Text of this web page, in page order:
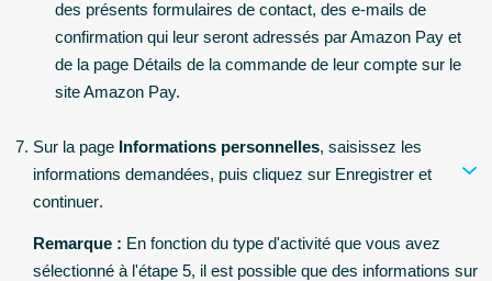
des présents formulaires de contact, des e-mails de
confirmation qui leur seront adressés par Amazon Pay et
de la page Détails de la commande de leur compte sur le
site Amazon Pay.
Sur la page Informations personnelles, saisissez les
informations demandées, puis cliquez sur Enregistrer et
continuer.
Remarque : En fonction du type d'activité que vous avez
sélectionné à l'étape 5, il est possible que des informations sur